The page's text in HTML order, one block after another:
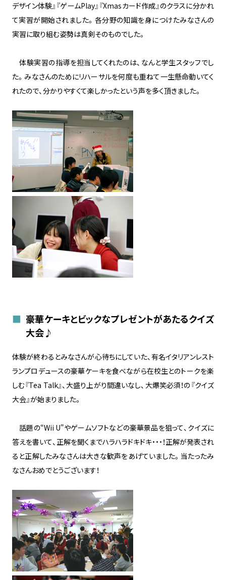
デザイン体験』『ゲームPlay』『Xmasカード作成』のクラスに分かれ
て実習が開始されました。各分野の知識を身につけたみなさんの
実習に取り組む姿勢は真剣そのものでした。
体験実習の指導を担当してくれたのは、なんと学生スタッフでし
た。みなさんのためにリハーサルを何度も重ねて一生懸命動いてく
れたので、分かりやすくて楽しかったという声を多く頂きました。
豪華ケーキとビックなプレゼントがあたるクイズ
大会♪
体験が終わるとみなさんが心待ちにしていた、有名イタリアンレスト
ランプロデュースの豪華ケーキを食べながら在校生とのトークを楽
しむ『Tea Talk』、大盛り上がり間違いなし、大爆笑必須！の『クイズ
大会』が始まりました。
話題の“Wii U"やゲームソフトなどの豪華景品を狙って、クイズに
答えを書いて、正解を聞くまでハラハラドキドキ・・・！正解が発表され
ると正解したみなさんは大きな歓声をあげていました。当たったみ
なさんおめでとうございます！